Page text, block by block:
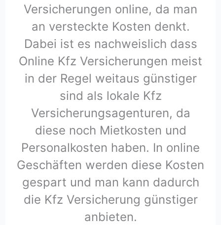
Versicherungen online, da man
an versteckte Kosten denkt.
Dabei ist es nachweislich dass
Online Kfz Versicherungen meist
in der Regel weitaus günstiger
sind als lokale Kfz
Versicherungsagenturen, da
diese noch Mietkosten und
Personalkosten haben. In online
Geschäften werden diese Kosten
gespart und man kann dadurch
die Kfz Versicherung günstiger
anbieten.